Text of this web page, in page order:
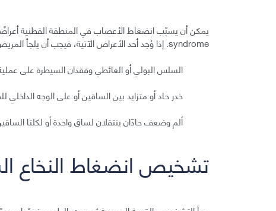
syndrome. إذا وُجد أحد الأعراض الآتية، فيجب أن يلجأ المريض إلى الإسعاف فورًا:
السلس البولي أو الغائطي وفقدان السيطرة على
خدر حاد أو متزايد بين الساقين أو على الوجه
ألم وضعف حادّان ينتقلان لساق واحدة أو لكلتا
تشخيص انضغاط النخاع